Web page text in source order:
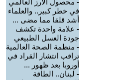
- محصول الأرز العالمي
في خطر كبير.. والعلماء
أشد قلقا مما مضى ...
- علامة واحدة تكشف
جودة العسل الطبيعي
- منظمة الصحة العالمية
تراقب انتشار القراد في
أوروبا بعد ظهور ...
- لبنان.. الطاقة